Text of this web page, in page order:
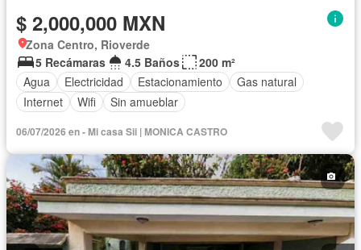
$ 2,000,000 MXN
Zona Centro, Rioverde
5 Recámaras
4.5 Baños
200 m²
Agua
Electricidad Estacionamiento
Gas natural
Internet
Wifi Sin amueblar
06/07/2026 en - Mi casa Sii | MONICA CASTRO